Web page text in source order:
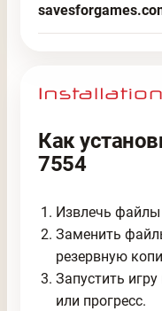
Как
7554
Извлечь файлы
Заменить
резервную
Запустить
или прогресс.